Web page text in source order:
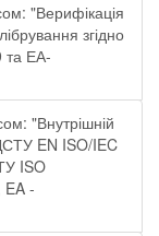
"Верифікація
згідно
та ЕА-
"Внутрішній
EN ISO/IEC
ISO
-